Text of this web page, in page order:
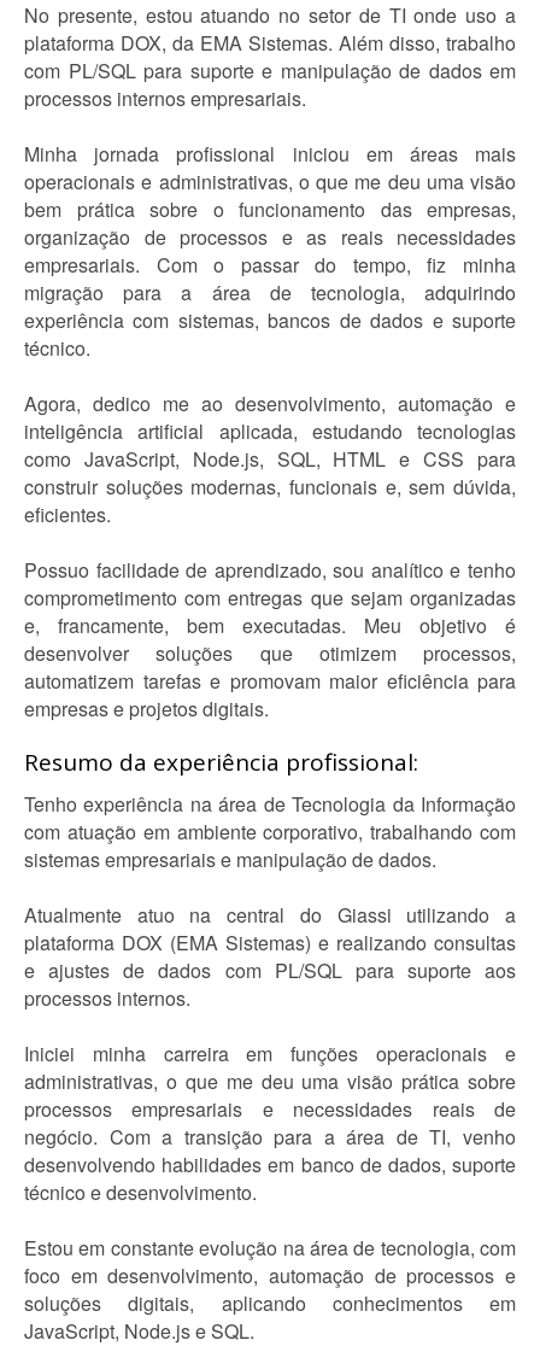
No presente, estou atuando no setor de TI onde uso a
plataforma DOX, da EMA Sistemas. Além disso, trabalho
com PL/SQL para suporte e manipulação de dados em
processos internos empresariais.
Minha jornada profissional iniciou em áreas mais
operacionais e administrativas, o que me deu uma visão
bem prática sobre o funcionamento das empresas,
organização de processos e as reais necessidades
empresariais. Com o passar do tempo, fiz minha
migração para a área de tecnologia, adquirindo
experiência com sistemas, bancos de dados e suporte
técnico.
Agora, dedico me ao desenvolvimento, automação e
inteligência artificial aplicada, estudando tecnologias
como JavaScript, Node.js, SQL, HTML e CSS para
construir soluções modernas, funcionais e, sem dúvida,
eficientes.
Possuo facilidade de aprendizado, sou analítico e tenho
comprometimento com entregas que sejam organizadas
e, francamente, bem executadas. Meu objetivo é
desenvolver soluções que otimizem processos,
automatizem tarefas e promovam maior eficiência para
empresas e projetos digitais.
Resumo da experiência profissional:
Tenho experiência na área de Tecnologia da Informação
com atuação em ambiente corporativo, trabalhando com
sistemas empresariais e manipulação de dados.
Atualmente atuo na central do Giassi utilizando a
plataforma DOX (EMA Sistemas) e realizando consultas
e ajustes de dados com PL/SQL para suporte aos
processos internos.
Iniciei minha carreira em funções operacionais e
administrativas, o que me deu uma visão prática sobre
processos empresariais e necessidades reais de
negócio. Com a transição para a área de TI, venho
desenvolvendo habilidades em banco de dados, suporte
técnico e desenvolvimento.
Estou em constante evolução na área de tecnologia, com
foco em desenvolvimento, automação de processos e
soluções digitais, aplicando conhecimentos em
JavaScript, Node.js e SQL.